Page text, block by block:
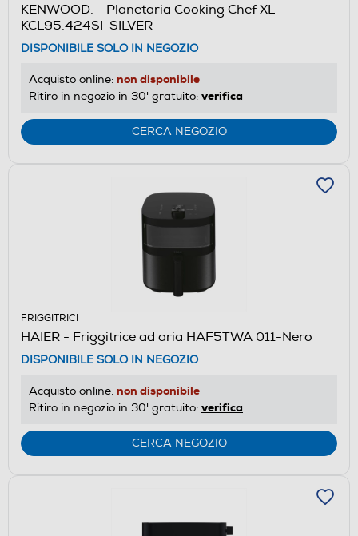
KENWOOD. - Planetaria Cooking Chef XL
KCL95.424SI-SILVER
DISPONIBILE SOLO IN NEGOZIO
Acquisto online: non disponibile
Ritiro in negozio in 30' gratuito: verifica
CERCA NEGOZIO
FRIGGITRICI
HAIER - Friggitrice ad aria HAF5TWA 011-Nero
DISPONIBILE SOLO IN NEGOZIO
Acquisto online: non disponibile
Ritiro in negozio in 30' gratuito: verifica
CERCA NEGOZIO